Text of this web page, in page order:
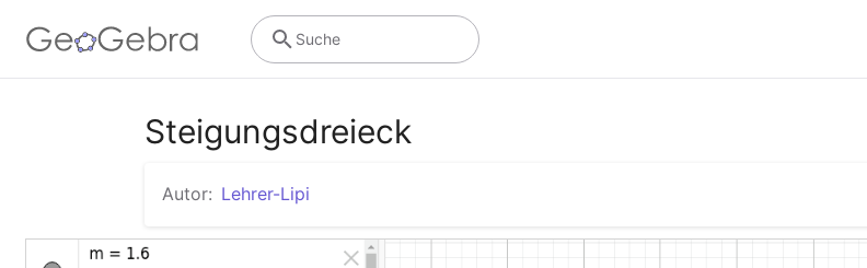
Suche
Steigungsdreieck
Autor: Lehrer-Lipi